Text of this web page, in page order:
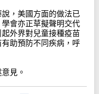
，美國方面的做法已
會亦正草擬聲明交代
外界對兒童接種疫苗
助預防不同疾病，呼
見。